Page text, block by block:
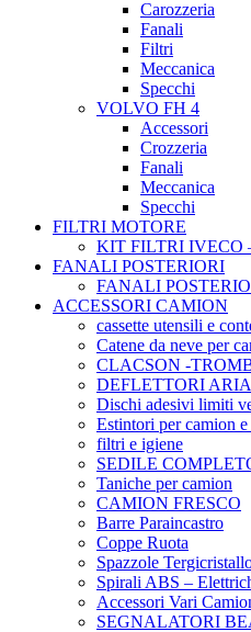
Carozzeria
Fanali
Filtri
Meccanica
Specchi
VOLVO FH 4
Accessori
Crozzeria
Fanali
Meccanica
Specchi
FILTRI MOTORE
KIT FILTRI IVECO
FANALI POSTERIORI
FANALI
ACCESSORI CAMION
cassette utensili e
Catene da neve per
CLACSON -
DEFLETTORI
Dischi adesivi limiti
Estintori per camion e
filtri e igiene
SEDILE
Taniche per camion
CAMION FRESCO
Barre Paraincastro
Coppe Ruota
Spazzole
Spirali ABS –
Accessori Vari
SEGNALATORI